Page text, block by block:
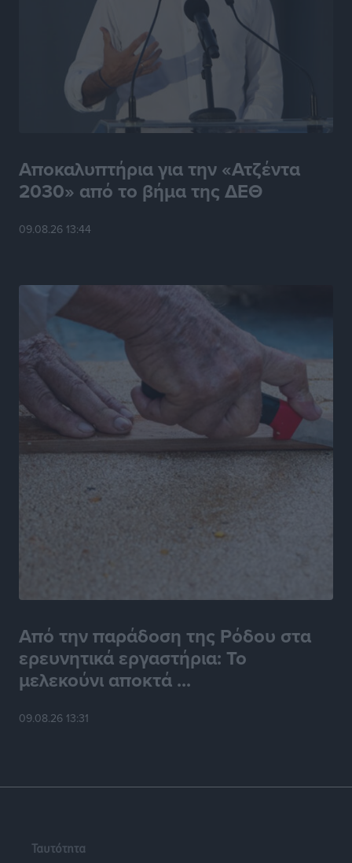
Αποκαλυπτήρια για την «Ατζέντα
2030» από το βήμα της ΔΕΘ
09.08.26 13:44
Από την παράδοση της Ρόδου στα
ερευνητικά εργαστήρια: Το
μελεκούνι αποκτά ...
09.08.26 13:31
Ταυτότητα